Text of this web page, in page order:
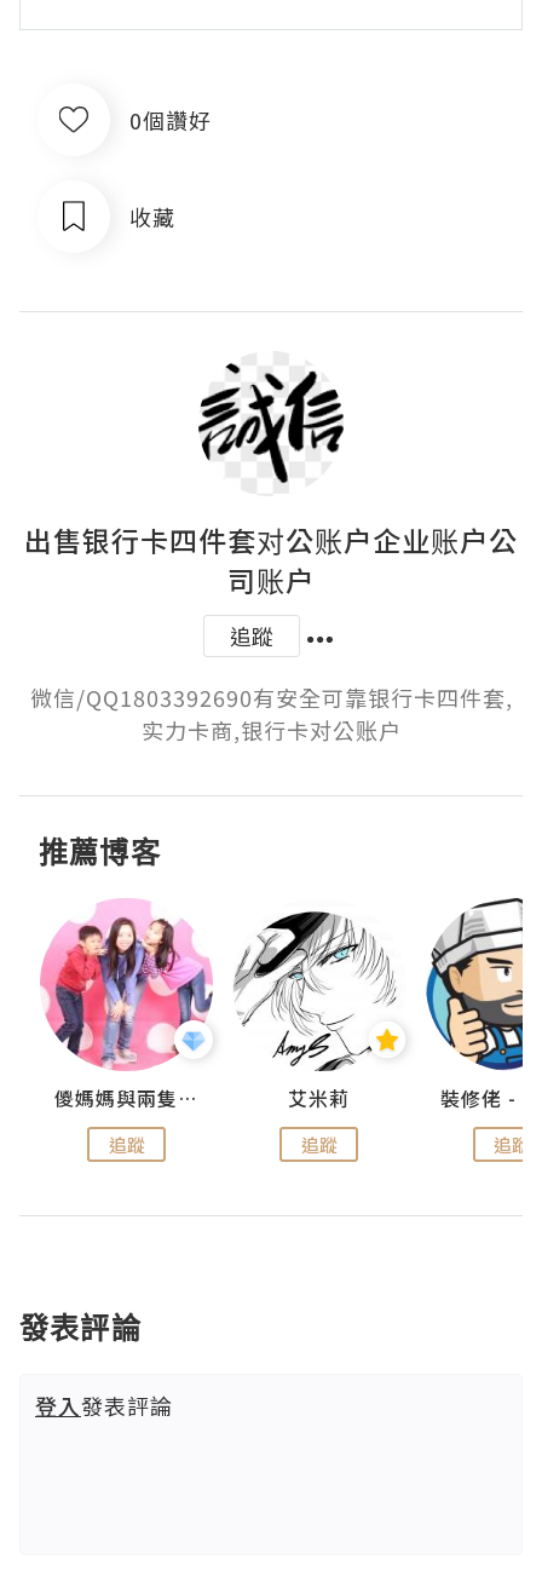
0個讚好
收藏
出售银行卡四件套对公账户企业账户公
司账户
追蹤
微信/QQ1803392690有安全可靠银行卡四件套,
实力卡商,银行卡对公账户
推薦博客
儍媽媽與兩隻小魔怪之家
追蹤
艾米莉
追蹤 追蹤
發表評論
登入發表評論